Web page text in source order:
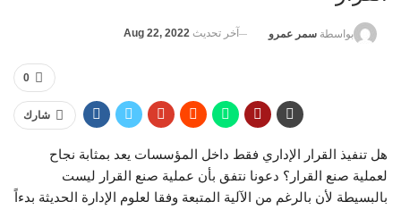
بواسطة سمر عمرو آخر تحديث Aug 22, 2022
0
شارك
هل تنفيذ القرار الإداري فقط داخل المؤسسات يعد بمثابة نجاح
لعملية صنع القرار؟ دعونا نتفق بأن عملية صنع القرار ليست
بالبسيطة لأن بالرغم من الآلية المتبعة وفقا لعلوم الإدارة الحديثة بدءاً